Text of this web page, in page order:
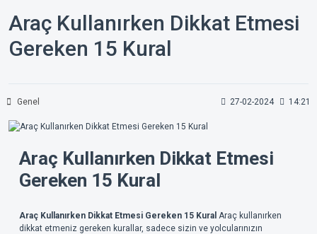
Araç Kullanırken Dikkat Etmesi
Gereken 15 Kural
Genel 27-02-2024 14:21
Araç Kullanırken Dikkat Etmesi
Gereken 15 Kural
Araç Kullanırken Dikkat Etmesi Gereken 15 Kural Araç kullanırken
dikkat etmeniz gereken kurallar, sadece sizin ve yolcularınızın